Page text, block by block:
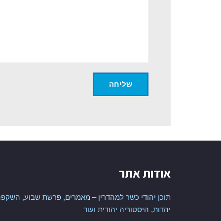
אודות אתר
תוכן יהודי כשר למהדרין – מאמרים, פרשת שבוע,
יהדות, היסטוריה יהודית ועוד